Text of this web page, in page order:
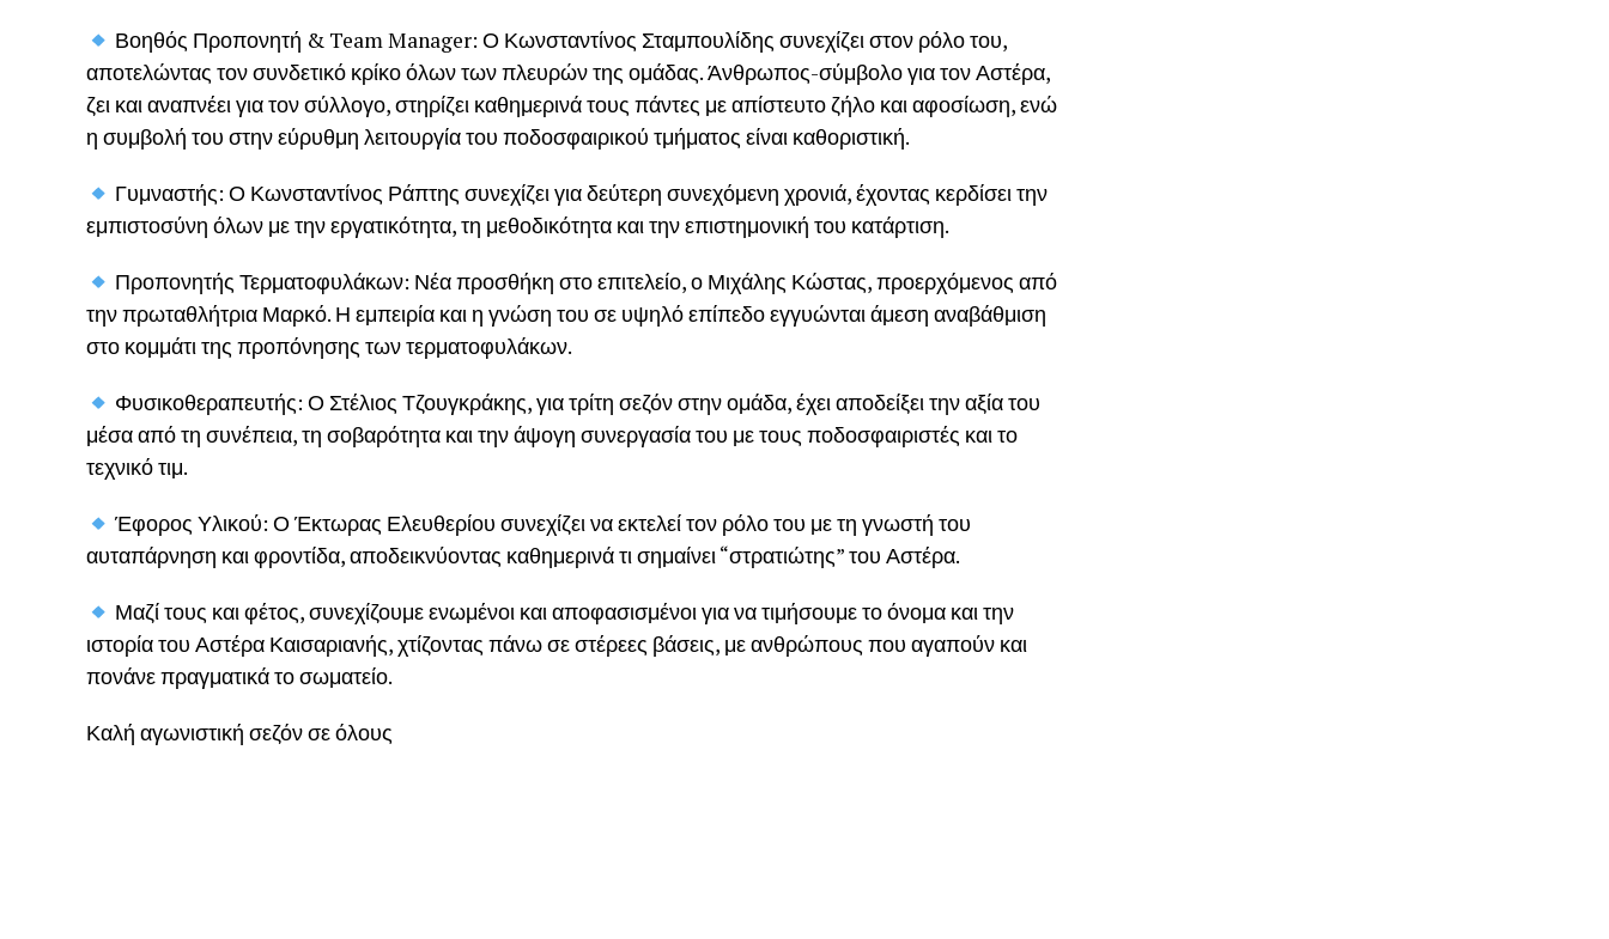
Βοηθός Προπονητή & Team Manager: Ο Κωνσταντίνος Σταμπουλίδης συνεχίζει στον ρόλο του,
αποτελώντας τον συνδετικό κρίκο όλων των πλευρών της ομάδας. Άνθρωπος-σύμβολο για τον Αστέρα,
ζει και αναπνέει για τον σύλλογο, στηρίζει καθημερινά τους πάντες με απίστευτο ζήλο και αφοσίωση, ενώ
η συμβολή του στην εύρυθμη λειτουργία του ποδοσφαιρικού τμήματος είναι καθοριστική.
Γυμναστής: Ο Κωνσταντίνος Ράπτης συνεχίζει για δεύτερη συνεχόμενη χρονιά, έχοντας κερδίσει την
εμπιστοσύνη όλων με την εργατικότητα, τη μεθοδικότητα και την επιστημονική του κατάρτιση.
Προπονητής Τερματοφυλάκων: Νέα προσθήκη στο επιτελείο, ο Μιχάλης Κώστας, προερχόμενος από
την πρωταθλήτρια Μαρκό. Η εμπειρία και η γνώση του σε υψηλό επίπεδο εγγυώνται άμεση αναβάθμιση
στο κομμάτι της προπόνησης των τερματοφυλάκων.
Φυσικοθεραπευτής: Ο Στέλιος Τζουγκράκης, για τρίτη σεζόν στην ομάδα, έχει αποδείξει την αξία του
μέσα από τη συνέπεια, τη σοβαρότητα και την άψογη συνεργασία του με τους ποδοσφαιριστές και το
τεχνικό τιμ.
Έφορος Υλικού: Ο Έκτωρας Ελευθερίου συνεχίζει να εκτελεί τον ρόλο του με τη γνωστή του
αυταπάρνηση και φροντίδα, αποδεικνύοντας καθημερινά τι σημαίνει “στρατιώτης” του Αστέρα.
Μαζί τους και φέτος, συνεχίζουμε ενωμένοι και αποφασισμένοι για να τιμήσουμε το όνομα και την
ιστορία του Αστέρα Καισαριανής, χτίζοντας πάνω σε στέρεες βάσεις, με ανθρώπους που αγαπούν και
πονάνε πραγματικά το σωματείο.
Καλή αγωνιστική σεζόν σε όλους